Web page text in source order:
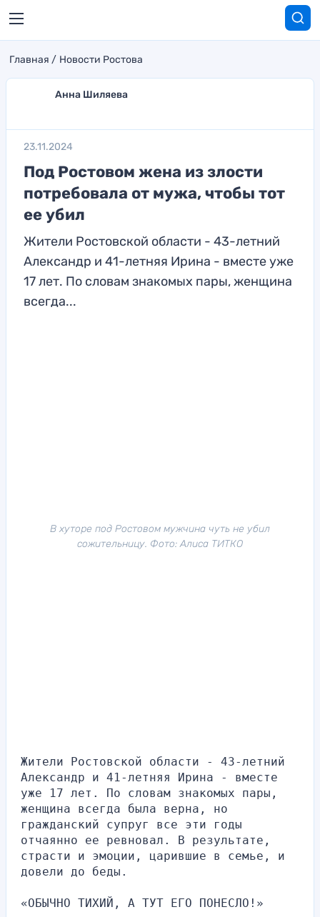
Главная Новости Ростова
Анна Шиляева
23.11.2024
Под Ростовом жена из злости
потребовала от мужа, чтобы тот
ее убил
Жители Ростовской области - 43-летний
Александр и 41-летняя Ирина - вместе уже
17 лет. По словам знакомых пары, женщина
всегда...
В хуторе под Ростовом мужчина чуть не убил
сожительницу. Фото: Алиса ТИТКО
Жители Ростовской области - 43-летний
Александр и 41-летняя Ирина - вместе
уже 17 лет. По словам знакомых пары,
женщина всегда была верна, но
гражданский супруг все эти годы
отчаянно ее ревновал. В результате,
страсти и эмоции, царившие в семье, и
довели до беды.
«ОБЫЧНО ТИХИЙ, А ТУТ ЕГО ПОНЕСЛО!»